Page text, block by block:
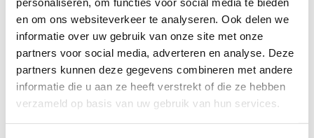
en om ons websiteverkeer te analyseren. Ook delen we
informatie over uw gebruik van onze site met onze
partners voor social media, adverteren en analyse. Deze
partners kunnen deze gegevens combineren met andere
informatie die u aan ze heeft verstrekt of die ze hebben
verzameld op basis van uw gebruik van hun services.
Man
Vrouw
Anders